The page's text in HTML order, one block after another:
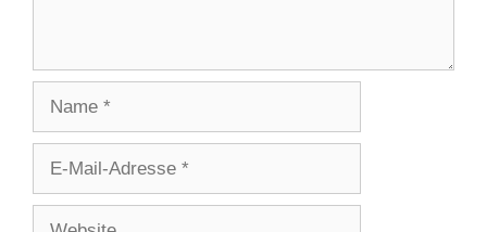
Adresse